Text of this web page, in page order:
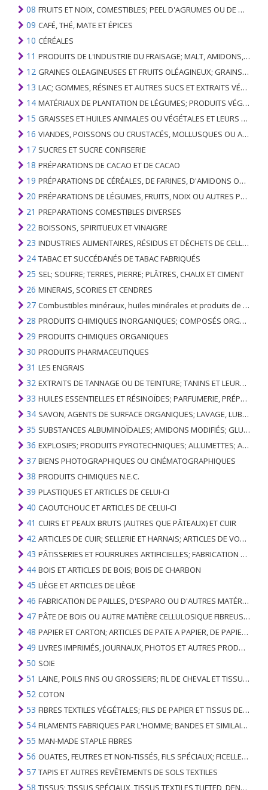
08 FRUITS ET NOIX, COMESTIBLES; PEEL D'AGRUMES OU DE MELONS
09 CAFÉ, THÉ, MATE ET ÉPICES
10 CÉRÉALES
11 PRODUITS DE L'INDUSTRIE DU FRAISAGE; MALT, AMIDONS, INULINE, GLUTEN DE BLÉ
12 GRAINES OLEAGINEUSES ET FRUITS OLÉAGINEUX; GRAINS DIVERS, GRAINES ET FRUITS, PLANTES INDUSTRIELLES OU MÉDICINALES; PAILLE ET FOURRAGE
13 LAC; GOMMES, RÉSINES ET AUTRES SUCS ET EXTRAITS VÉGÉTAUX
14 MATÉRIAUX DE PLANTATION DE LÉGUMES; PRODUITS VÉGÉTAUX NON DÉNOMMÉS NI COMPRIS AILLEURS
15 GRAISSES ET HUILES ANIMALES OU VÉGÉTALES ET LEURS PRODUITS DE CLIVAGE; GRAISSES ANIMALES PRÉPARÉES; CIRES ANIMALES OU VÉGÉTALES
16 VIANDES, POISSONS OU CRUSTACÉS, MOLLUSQUES OU AUTRES INVERTÉBRÉS AQUATIQUES; PRÉPARATIONS DE CELLES-CI
17 SUCRES ET SUCRE CONFISERIE
18 PRÉPARATIONS DE CACAO ET DE CACAO
19 PRÉPARATIONS DE CÉRÉALES, DE FARINES, D'AMIDONS OU DE LAIT; PRODUITS DE PATISSERIE
20 PRÉPARATIONS DE LÉGUMES, FRUITS, NOIX OU AUTRES PARTIES DE PLANTES
21 PREPARATIONS COMESTIBLES DIVERSES
22 BOISSONS, SPIRITUEUX ET VINAIGRE
23 INDUSTRIES ALIMENTAIRES, RÉSIDUS ET DÉCHETS DE CELLES-CI; FOURRAGE ANIMAL PRÉPARÉ
24 TABAC ET SUCCÉDANÉS DE TABAC FABRIQUÉS
25 SEL; SOUFRE; TERRES, PIERRE; PLÂTRES, CHAUX ET CIMENT
26 MINERAIS, SCORIES ET CENDRES
27 Combustibles minéraux, huiles minérales et produits de leur distillation; SUBSTANCES BITUMINEUSES; CIRES MINÉRALES
28 PRODUITS CHIMIQUES INORGANIQUES; COMPOSÉS ORGANIQUES ET INORGANIQUES DE MÉTAUX PRÉCIEUX; DE MÉTAUX DES TERRES RARES, D'ÉLÉMENTS RADIOACTIFS ET D'ISOTOPES
29 PRODUITS CHIMIQUES ORGANIQUES
30 PRODUITS PHARMACEUTIQUES
31 LES ENGRAIS
32 EXTRAITS DE TANNAGE OU DE TEINTURE; TANINS ET LEURS DERIVES; COLORANTS, PIGMENTS ET AUTRES MATIERES COLORANTES; PEINTURES, VERNIS; MASTIC, AUTRES MASTIQUES; ENCRES
33 HUILES ESSENTIELLES ET RÉSINOÏDES; PARFUMERIE, PRÉPARATIONS COSMÉTIQUES OU DE TOILETTE
34 SAVON, AGENTS DE SURFACE ORGANIQUES; LAVAGE, LUBRIFICATION, POLISSAGE OU PRÉPARATION À L'ÉPURATION; CIRES ARTIFICIELLES OU PRÉPARÉES, BOUGIES ET ARTICLES SIMILAIRES, PÂTES À MODÉLISER, CIRES DENTAIRES ET PRÉPARATIONS DENTAIRES À BASE DE PLÂTRE
35 SUBSTANCES ALBUMINOÏDALES; AMIDONS MODIFIÉS; GLUES; ENZYMES
36 EXPLOSIFS; PRODUITS PYROTECHNIQUES; ALLUMETTES; ALLIAGES PYROPHORIQUES; CERTAINES PRÉPARATIONS COMBUSTIBLES
37 BIENS PHOTOGRAPHIQUES OU CINÉMATOGRAPHIQUES
38 PRODUITS CHIMIQUES N.E.C.
39 PLASTIQUES ET ARTICLES DE CELUI-CI
40 CAOUTCHOUC ET ARTICLES DE CELUI-CI
41 CUIRS ET PEAUX BRUTS (AUTRES QUE PÂTEAUX) ET CUIR
42 ARTICLES DE CUIR; SELLERIE ET ​​HARNAIS; ARTICLES DE VOYAGE, SACS À MAIN ET RÉCIPIENTS ANALOGUES; ARTICLES DE GUT ANIMAL (AUTRE QUE GUT DE SOIE-VERT)
43 PÂTISSERIES ET FOURRURES ARTIFICIELLES; FABRICATION DE CELLES-CI
44 BOIS ET ARTICLES DE BOIS; BOIS DE CHARBON
45 LIÈGE ET ARTICLES DE LIÈGE
46 FABRICATION DE PAILLES, D'ESPARO OU D'AUTRES MATÉRIAUX DE COULÉE; BASKETWARE ET WICKERWORK
47 PÂTE DE BOIS OU AUTRE MATIÈRE CELLULOSIQUE FIBREUSE; PAPIER OU CARTON RÉCUPÉRÉ (DÉCHETS ET DÉCHETS)
48 PAPIER ET CARTON; ARTICLES DE PATE A PAPIER, DE PAPIER OU DE CARTON
49 LIVRES IMPRIMÉS, JOURNAUX, PHOTOS ET AUTRES PRODUITS DE L'INDUSTRIE DE L'IMPRIMERIE; MANUSCRITS, TYPESCRIPTS ET PLANS
50 SOIE
51 LAINE, POILS FINS OU GROSSIERS; FIL DE CHEVAL ET TISSU TISSÉ
52 COTON
53 FIBRES TEXTILES VÉGÉTALES; FILS DE PAPIER ET TISSUS DE FILS DE PAPIER
54 FILAMENTS FABRIQUES PAR L'HOMME; BANDES ET SIMILAIRES DE MATIERES TEXTILES SYNTHETIQUES
55 MAN-MADE STAPLE FIBRES
56 OUATES, FEUTRES ET NON-TISSÉS, FILS SPÉCIAUX; FICELLES, CORDES, CORDES, CÂBLES ET ARTICLES ASSOCIÉS
57 TAPIS ET AUTRES REVÊTEMENTS DE SOLS TEXTILES
58 TISSUS; TISSUS SPÉCIAUX, TISSUS TEXTILES TUFTED, DENTELLE, TAPISSERIES, GARNITURES, BRODERIES